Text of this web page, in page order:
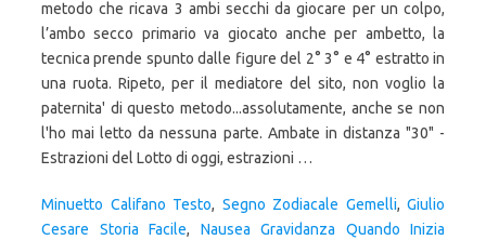
Minuetto Califano Testo, Segno Zodiacale Gemelli, Giulio
Cesare Storia Facile, Nausea Gravidanza Quando Inizia